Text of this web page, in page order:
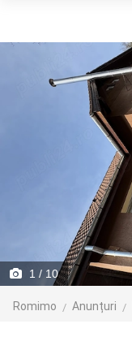
1 / 10
Romimo Anunțuri